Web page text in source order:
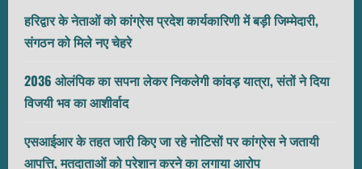
हरिद्वार के नेताओं को कांग्रेस प्रदेश कार्यकारिणी में बड़ी जिम्मेदारी,
संगठन को मिले नए चेहरे
2036 ओलंपिक का सपना लेकर निकलेगी कांवड़ यात्रा, संतों ने दिया
विजयी भव का आशीर्वाद
एसआईआर के तहत जारी किए जा रहे नोटिसों पर कांग्रेस ने जतायी
आपत्ति, मतदाताओं को परेशान करने का लगाया आरोप